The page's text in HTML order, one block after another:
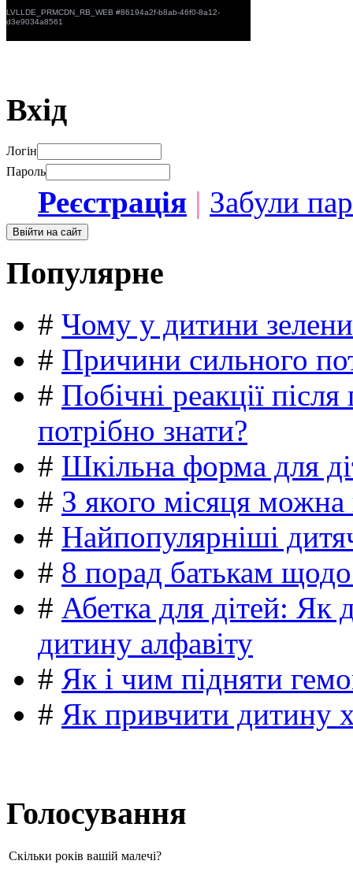
Вхід
Логін
Пароль
Реєстрація | Забули
Популярне
# Чому у дитини
# Причини сильного
# Побічні реакції
потрібно знати?
# Шкільна форма для
# З якого місяця можна
# Найпопулярніші
# 8 порад батькам
# Абетка для дітей: Як
дитину алфавіту
# Як і чим підняти
# Як привчити дитину
Голосування
Скільки років вашій малечі?